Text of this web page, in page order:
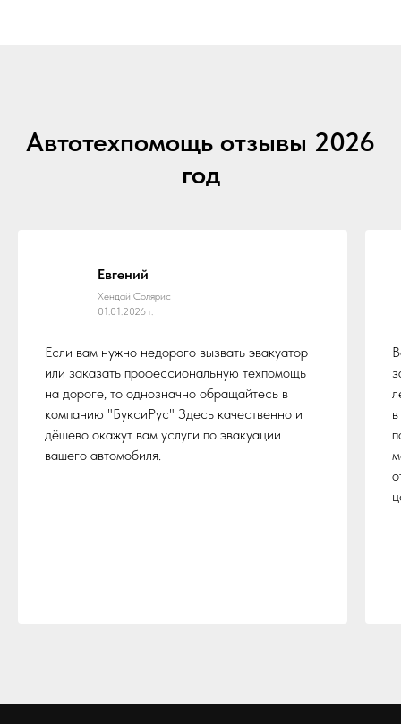
Автотехпомощь отзывы 2026
год
Евгений
Хендай Солярис
01.01.2026 г.
Если вам нужно недорого вызвать эвакуатор
или заказать профессиональную техпомощь
на дороге, то однозначно обращайтесь в
компанию "БуксиРус" Здесь качественно и
дёшево окажут вам услуги по эвакуации
вашего автомобиля.